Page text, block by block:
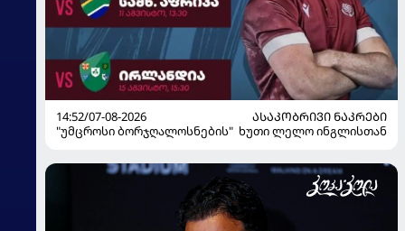
14:52/07-08-2026
ᲐᲡᲐᲙᲝᲑᲠᲘᲕᲘ ᲜᲐᲙᲠᲔᲑᲘ
"უმცროსი ბორჯღალოსნების" ხუთი ლელო ინგლისთან